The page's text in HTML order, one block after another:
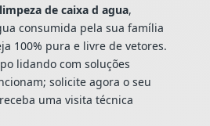
limpeza de caixa d agua,
consumida pela sua família
100% pura e livre de vetores.
lidando com soluções
solicite agora o seu
uma visita técnica